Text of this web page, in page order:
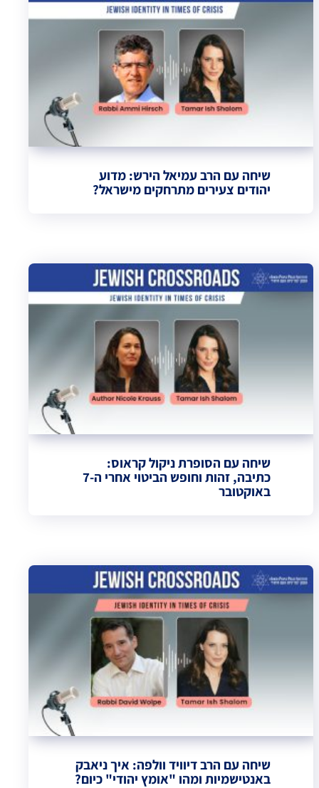
שיחה עם הרב עמיאל הירש: מדוע
יהודים צעירים מתרחקים מישראל?
שיחה עם הסופרת ניקול קראוס:
כתיבה, זהות וחופש הביטוי אחרי ה-7
באוקטובר
שיחה עם הרב דיוויד וולפה: איך ניאבק
באנטישמיות ומהו "אומץ יהודי" כיום?